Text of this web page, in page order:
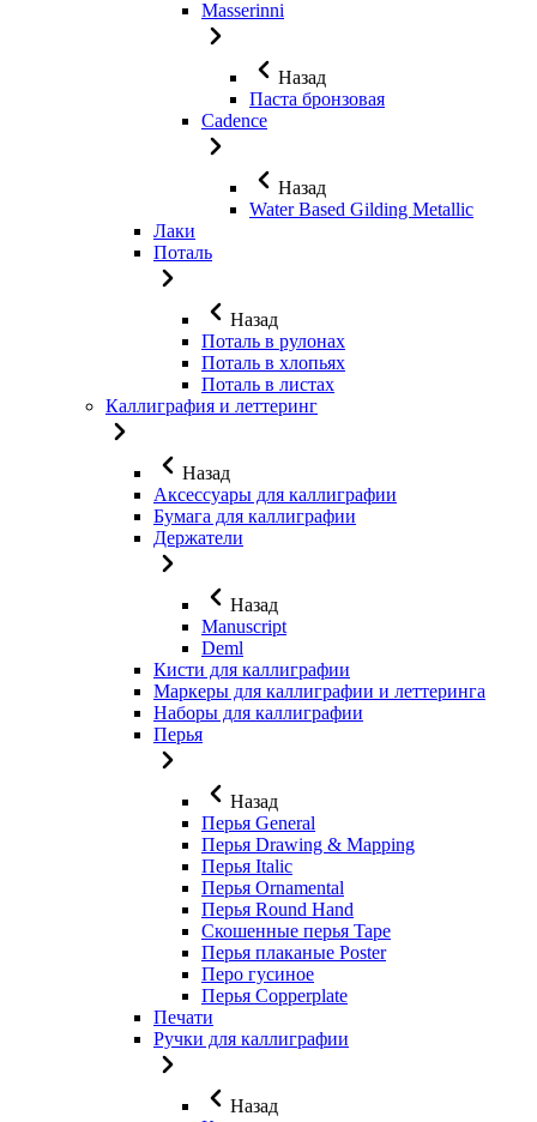
Masserinni
Назад
Паста бронзовая
Cadence
Назад
Water Based Gilding Metallic
Лаки
Поталь
Назад
Поталь в рулонах
Поталь в хлопьях
Поталь в листах
Каллиграфия и леттеринг
Назад
Аксессуары для каллиграфии
Бумага для каллиграфии
Держатели
Назад
Manuscript
Deml
Кисти для каллиграфии
Маркеры для каллиграфии и леттеринга
Наборы для каллиграфии
Перья
Назад
Перья General
Перья Drawing & Mapping
Перья Italic
Перья Ornamental
Перья Round Hand
Скошенные перья Tape
Перья плаканые Poster
Перо гусиное
Перья Copperplate
Печати
Ручки для каллиграфии
Назад